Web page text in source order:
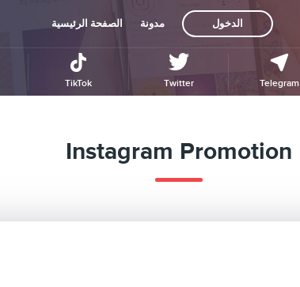
الصفحة الرئيسية مدونة الدخول
TikTok Twitter Telegram
Instagram Promotion